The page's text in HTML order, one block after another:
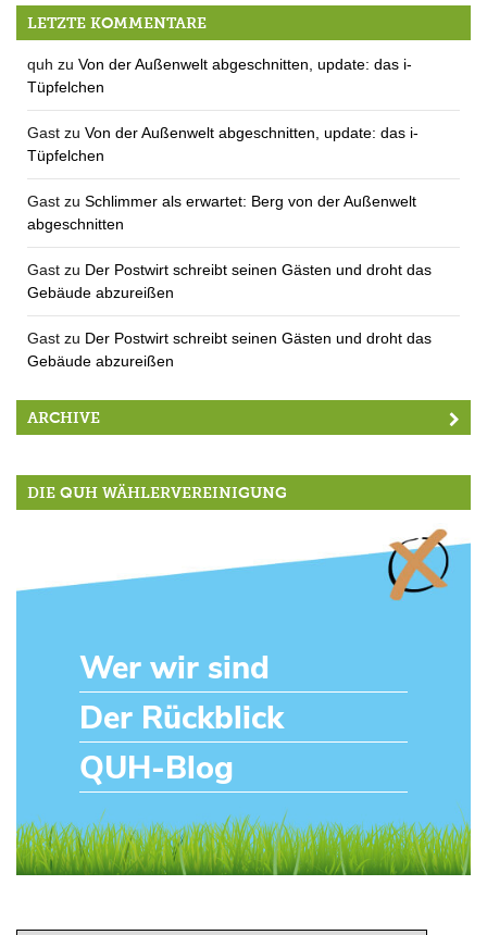
Söder im Fuiz
LETZTE KOMMENTARE
quh zu Von der Außenwelt abgeschnitten, update: das i-
Tüpfelchen
Gast zu Von der Außenwelt abgeschnitten, update: das i-
Tüpfelchen
Gast zu Schlimmer als erwartet: Berg von der Außenwelt
abgeschnitten
Gast zu Der Postwirt schreibt seinen Gästen und droht das
Gebäude abzureißen
Gast zu Der Postwirt schreibt seinen Gästen und droht das
Gebäude abzureißen
ARCHIVE
DIE QUH WÄHLERVEREINIGUNG
Wer wir sind
Der Rückblick
QUH-Blog